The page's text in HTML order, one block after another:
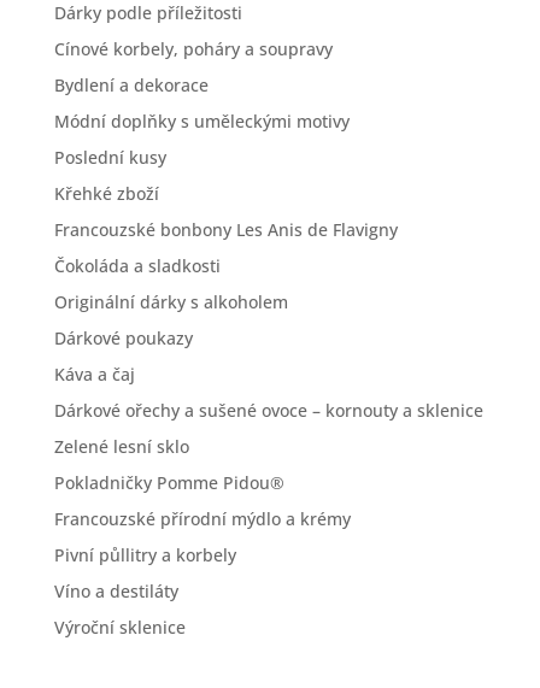
Dárky podle příležitosti
Cínové korbely, poháry a soupravy
Bydlení a dekorace
Módní doplňky s uměleckými motivy
Poslední kusy
Křehké zboží
Francouzské bonbony Les Anis de Flavigny
Čokoláda a sladkosti
Originální dárky s alkoholem
Dárkové poukazy
Káva a čaj
Dárkové ořechy a sušené ovoce – kornouty a sklenice
Zelené lesní sklo
Pokladničky Pomme Pidou®
Francouzské přírodní mýdlo a krémy
Pivní půllitry a korbely
Víno a destiláty
Výroční sklenice